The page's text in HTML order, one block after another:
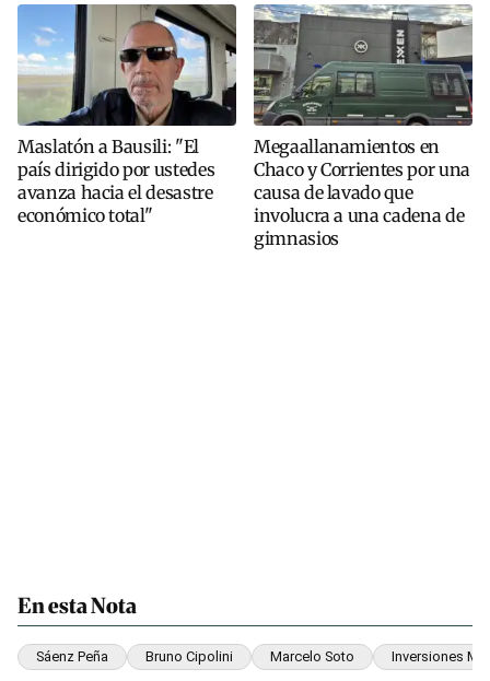
Maslatón a Bausili: "El
país dirigido por ustedes
avanza hacia el desastre
económico total"
Megaallanamientos en
Chaco y Corrientes por una
causa de lavado que
involucra a una cadena de
gimnasios
En esta Nota
Sáenz Peña Bruno Cipolini Marcelo Soto Inversiones